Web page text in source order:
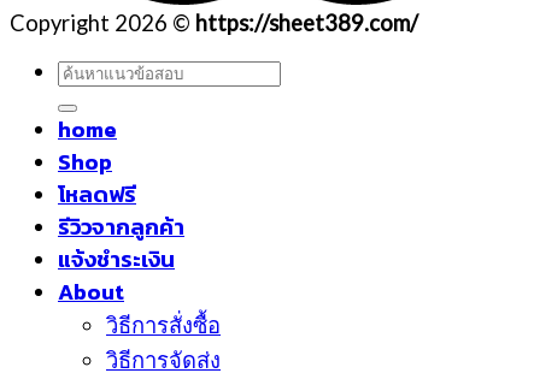
Copyright 2026 © https://sheet389.com/
ค้นหา:
home
Shop
โหลดฟรี
รีวิวจากลูกค้า
แจ้งชำระเงิน
About
วิธีการสั่งซื้อ
วิธีการจัดส่ง